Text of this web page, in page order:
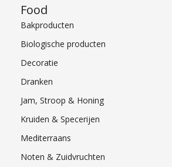
Food
Bakproducten
Biologische producten
Decoratie
Dranken
Jam, Stroop & Honing
Kruiden & Specerijen
Mediterraans
Noten & Zuidvruchten